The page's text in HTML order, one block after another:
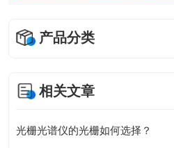
产品分类
相关文章
光栅光谱仪的光栅如何选择？